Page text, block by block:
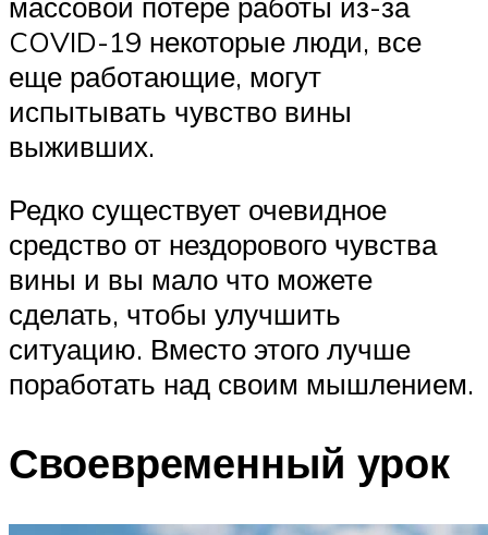
массовой потере работы из-за
COVID-19 некоторые люди, все
еще работающие, могут
испытывать чувство вины
выживших.
Редко существует очевидное
средство от нездорового чувства
вины и вы мало что можете
сделать, чтобы улучшить
ситуацию. Вместо этого лучше
поработать над своим мышлением.
Своевременный урок